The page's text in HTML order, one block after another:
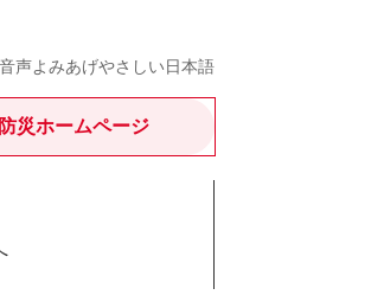
音声よみあげやさしい日本語
防災ホームページ